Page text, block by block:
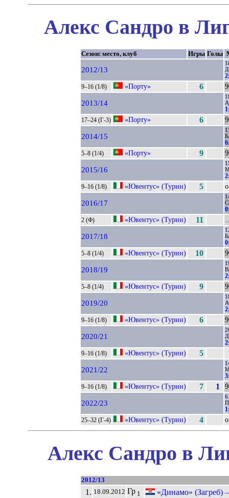
Алекс Сандро в
Сезон: место, клуб Игры Голы
2012/13
9–16 (1/8) «Порту» 6
2013/14
17–24 (Г-3) «Порту» 6
2014/15
5–8 (1/4) «Порту» 9
2015/16
9–16 (1/8) «Ювентус» (Турин) 5 о
2016/17
2 (Ф) «Ювентус» (Турин) 11
2017/18
5–8 (1/4) «Ювентус» (Турин) 10
2018/19
5–8 (1/4) «Ювентус» (Турин) 9
2019/20
9–16 (1/8) «Ювентус» (Турин) 6
2020/21
9–16 (1/8) «Ювентус» (Турин) 5
2021/22
9–16 (1/8) «Ювентус» (Турин) 7 1
2022/23
25–32 (Г-4) «Ювентус» (Турин) 4 о
Алекс Сандро в
2012/13
1. 18.09.2012 Гр1
«Динамо» (Загреб)